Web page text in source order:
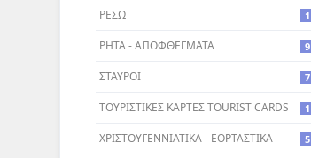
ΡΕΣΩ 1
ΡΗΤΑ - ΑΠΟΦΘΕΓΜΑΤΑ 9
ΣΤΑΥΡΟI 7
ΤΟΥΡΙΣΤΙΚΕΣ ΚΑΡΤΕΣ TOURIST CARDS 1
ΧΡΙΣΤΟΥΓΕΝΝΙΑΤΙΚΑ - ΕΟΡΤΑΣΤΙΚΑ 5